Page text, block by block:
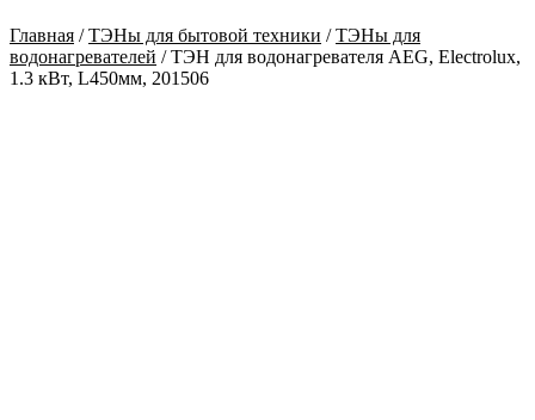
Главная /ТЭНы для бытовой техники /ТЭНы для
водонагревателей /ТЭН для водонагревателя AEG, Electrolux,
1.3 кВт, L450мм, 201506